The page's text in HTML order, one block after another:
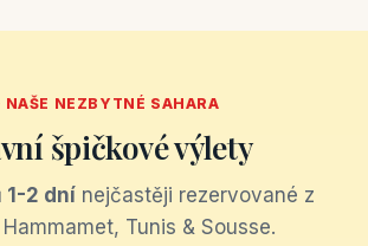
NAŠE NEZBYTNÉ SAHARA
špičkové výlety
1-2 dní nejčastěji rezervované z
Tunis & Sousse.